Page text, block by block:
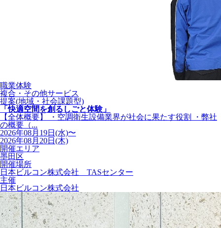
職業体験
複合・その他サービス
提案(地域・社会課題型)
「快適空間を創るしごと体験」
【全体概要】 ・空調衛生設備業界が社会に果たす役割 ・弊社
の概要（...
2026年08月19日(水)〜
2026年08月20日(木)
開催エリア
墨田区
開催場所
日本ビルコン株式会社 TASセンター
主催
日本ビルコン株式会社